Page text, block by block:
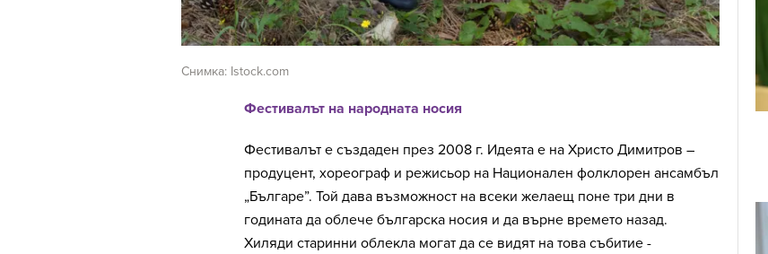
Снимка: Istock.com
Фестивалът на народната носия
Фестивалът е създаден през 2008 г. Идеята е на Христо Димитров –
продуцент, хореограф и режисьор на Национален фолклорен ансамбъл
„Българе”. Той дава възможност на всеки желаещ поне три дни в
годината да облече българска носия и да върне времето назад.
Хиляди старинни облекла могат да се видят на това събитие -